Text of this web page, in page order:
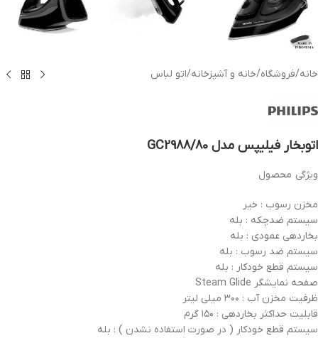
خانه/فروشگاه/خانه و آشپزخانه/اتو لباس
اتوبخار فیلیپس مدل GC2988/80
ویژگی محصول
مخزن رسوب : خیر
سیستم ضدچکه : بله
بخاردهی عمودی : بله
سیستم ضد رسوب : بله
سیستم قطع خودکار : بله
صفحه نمایشگر Steam Glide
ظرفیت مخزن آب : ۳۰۰ میلی لیتر
قابلیت حداکثر بخاردهی : ۱۵۰ گرم
سیستم قطع خودکار ( در صورت استفاده نشدن ) : بله